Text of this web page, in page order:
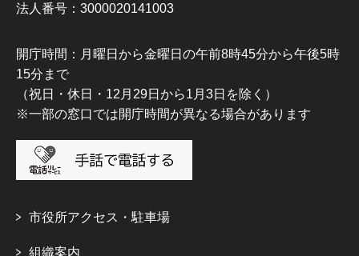
法人番号：3000020141003
開庁時間：月曜日から金曜日の午前8時45分から午後5時
15分まで
（祝日・休日・12月29日から1月3日を除く）
※一部の窓口では開庁時間が異なる場合があります
市役所アクセス・駐車場
組織案内